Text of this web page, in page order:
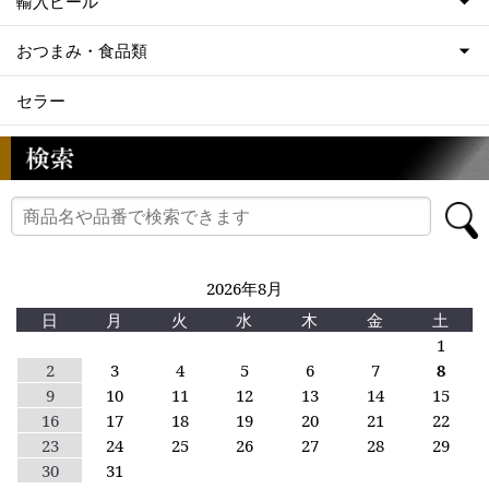
おつまみ・食品類
セラー
2026年8月
日
月 火 水 木 金
土
1
2
3 4 5 6 7
8
9
10 11 12 13 14
15
16
17 18 19 20 21
22
23
24 25 26 27 28
29
30
31